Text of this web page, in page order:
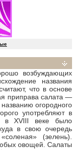
возбуждающих
названия
что в основе
приправа салата —
огородного
употребляют в
в XVIII веке было
в свою очередь
(зелень).
овощей. Салаты